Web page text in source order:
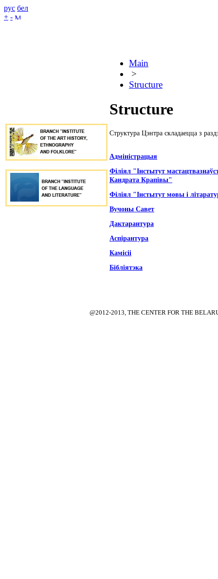
рус бел
+ -
Main
>
Structure
Structure
Структура Цэнтра складаецца з
Адміністрацыя
Філіял "Iнстытут
Кандрата Крапівы"
Філіял "Iнстытут мовы і
Вучоны Савет
Дактарантура
Аспірантура
Камісіі
Бібліятэка
@2012-2013, THE CENTER FOR THE